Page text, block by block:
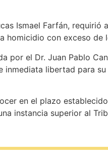
Ismael Farfán,
homicidio con exceso de
por el Dr. Juan Pablo
inmediata libertad para
en el plazo
instancia superior al